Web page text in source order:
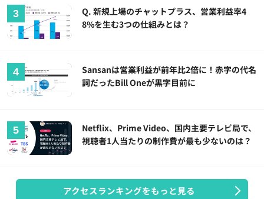
Q. 新規上場のチャットプラス、営業利益率4
8%を生む3つの仕組みとは？
Sansanは営業利益が前年比2倍に！赤字の代名
詞だったBill Oneが黒字目前に
Netflix、Prime Video、国内主要テレビ局で、
視聴者1人当たりの制作費が最も少ないのは？
アクセスランキングをもっと見る